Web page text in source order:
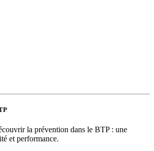
la prévention dans le BTP : une
et performance.